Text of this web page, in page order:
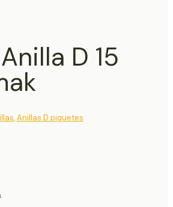
D 15
,Anillas D piquetes